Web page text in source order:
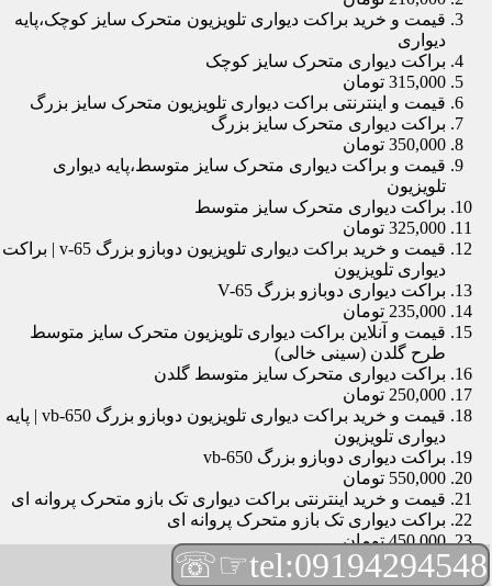
قیمت و خرید براکت دیواری تلویزیون متحرک سایز کوچک،پایه
دیواری
براکت دیواری متحرک سایز کوچک
315,000 تومان
قیمت و اینترنتی براکت دیواری تلویزیون متحرک سایز بزرگ
براکت دیواری متحرک سایز بزرگ
350,000 تومان
قیمت و براکت دیواری متحرک سایز متوسط،پایه دیواری
تلویزیون
براکت دیواری متحرک سایز متوسط
325,000 تومان
قیمت و خرید براکت دیواری تلویزیون دوبازو بزرگ v-65 | براکت
دیواری تلویزیون
براکت دیواری دوبازو بزرگ V-65
235,000 تومان
قیمت و آنلاین براکت دیواری تلویزیون متحرک سایز متوسط
طرح گلدن (سینی خالی)
براکت دیواری متحرک سایز متوسط گلدن
250,000 تومان
قیمت و خرید براکت دیواری تلویزیون دوبازو بزرگ vb-650 | پایه
دیواری تلویزیون
براکت دیواری دوبازو بزرگ vb-650
550,000 تومان
قیمت و خرید اینترنتی براکت دیواری تک بازو متحرک پروانه ای
براکت دیواری تک بازو متحرک پروانه ای
450,000 تومان
قیمت و براکت دیواری تلویزیون مچی | براکت دیواری تلویزیون
tel:09194294548
☞☏